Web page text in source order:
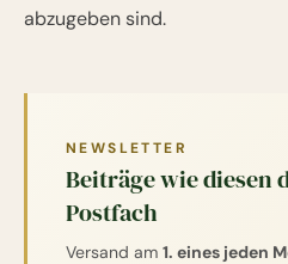
abzugeben sind.
NEWSLETTER
Beiträge wie diesen
Postfach
Versand am 1. eines jeden